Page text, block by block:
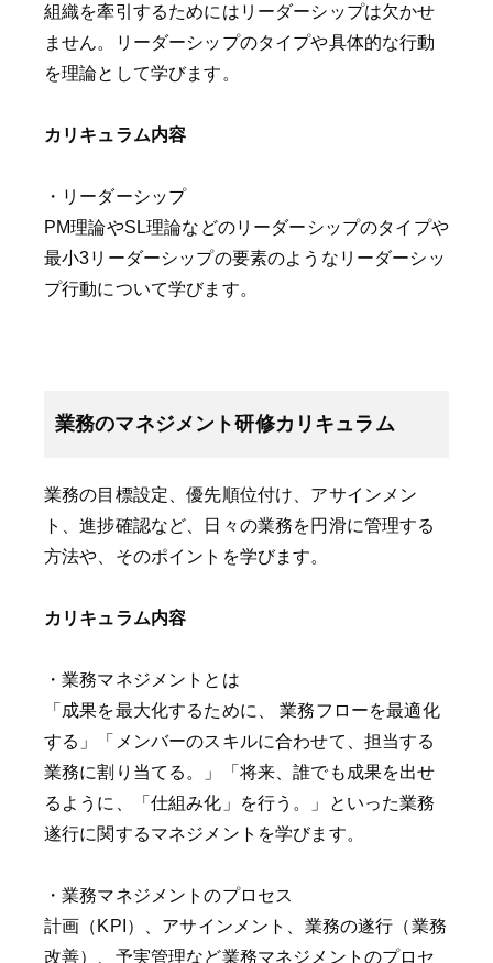
組織を牽引するためにはリーダーシップは欠かせ
ません。リーダーシップのタイプや具体的な行動
を理論として学びます。
カリキュラム内容
・リーダーシップ
PM理論やSL理論などのリーダーシップのタイプや
最小3リーダーシップの要素のようなリーダーシッ
プ行動について学びます。
業務のマネジメント研修カリキュラム
業務の目標設定、優先順位付け、アサインメン
ト、進捗確認など、日々の業務を円滑に管理する
方法や、そのポイントを学びます。
カリキュラム内容
・業務マネジメントとは
「成果を最大化するために、 業務フローを最適化
する」「メンバーのスキルに合わせて、担当する
業務に割り当てる。」「将来、誰でも成果を出せ
るように、「仕組み化」を行う。」といった業務
遂行に関するマネジメントを学びます。
・業務マネジメントのプロセス
計画（KPI）、アサインメント、業務の遂行（業務
改善）、予実管理など業務マネジメントのプロセ